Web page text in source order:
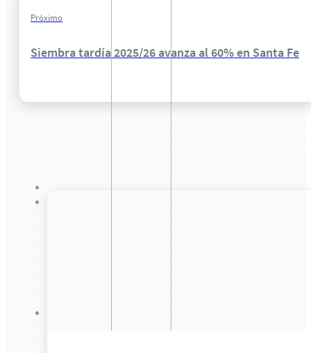
Próximo
Siembra tardía 2025/26 avanza al 60% en Santa Fe